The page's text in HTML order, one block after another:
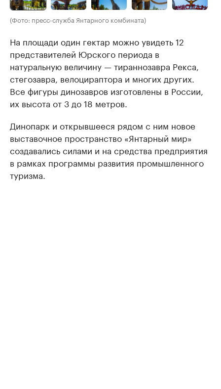
(Фото: пресс-служба Янтарного комбината)
На площади один гектар можно увидеть 12
представителей Юрского периода в
натуральную величину — тираннозавра Рекса,
стегозавра, велоцираптора и многих других.
Все фигуры динозавров изготовлены в России,
их высота от 3 до 18 метров.
Динопарк и открывшееся рядом с ним новое
выставочное пространство «Янтарный мир»
создавались силами и на средства предприятия
в рамках программы развития промышленного
туризма.